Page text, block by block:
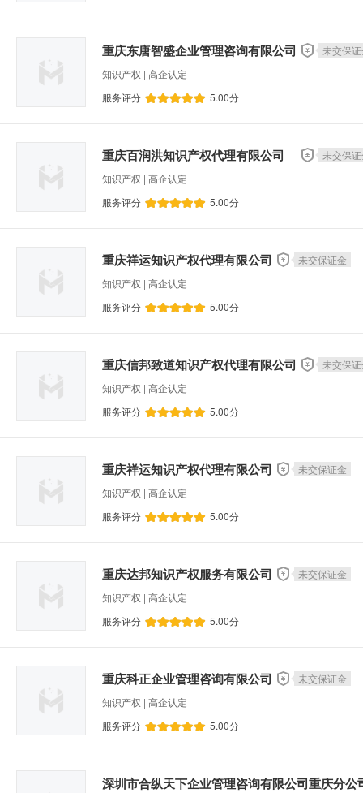
中小企业技术创新服务专项绩效奖补
智能网联汽车测试费用补助
中小企业技术研发
小升规工业企业培育奖励
重庆市北碚区企业技术中心认定
永川区知识产权资助奖励
设备预测性能维护
品牌策划
其他智能系
ERP系统
职业健康安全管理体系认证
水处理设备运维
移动APP开发
离岸公司注册
个税筹划
微信小程序开发
移动UI设计
人力资源规划
结构设计
重庆东唐智盛企业管理咨询有限公司
未交保
知识产权 | 高企认定
服务评分
5.00分
重庆百润洪知识产权代理有限公司
未交保
知识产权 | 高企认定
服务评分
5.00分
重庆祥运知识产权代理有限公司
未交保证金
知识产权 | 高企认定
服务评分
5.00分
重庆信邦致道知识产权代理有限公司
未交保
知识产权 | 高企认定
服务评分
5.00分
重庆祥运知识产权代理有限公司
未交保证金
知识产权 | 高企认定
服务评分
5.00分
重庆达邦知识产权服务有限公司
未交保证金
知识产权 | 高企认定
服务评分
5.00分
重庆科正企业管理咨询有限公司
未交保证金
知识产权 | 高企认定
服务评分
5.00分
深圳市合纵天下企业管理咨询有限公司重庆分公